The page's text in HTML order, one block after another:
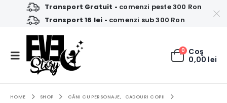
Transport Gratuit • comenzi peste 300 Ron
Transport 16 lei • comenzi sub 300 Ron
0 Coş
0,00 lei
HOME SHOP CĂNI CU PERSONAJE,
CADOURI COPII